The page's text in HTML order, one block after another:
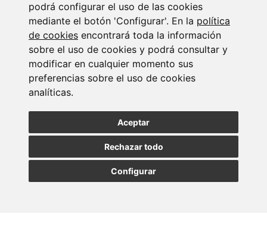
podrá configurar el uso de las cookies
mediante el botón 'Configurar'. En la política
de cookies encontrará toda la información
sobre el uso de cookies y podrá consultar y
modificar en cualquier momento sus
preferencias sobre el uso de cookies
analíticas.
Aceptar
Rechazar todo
Configurar
Suscribirse a la
newsletter
SUSCRIBIRSE